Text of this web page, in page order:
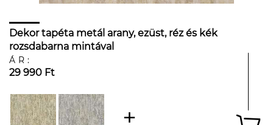
Dekor tapéta metál arany, ezüst, réz és kék
rozsdabarna mintával
ÁR:
29 990 Ft